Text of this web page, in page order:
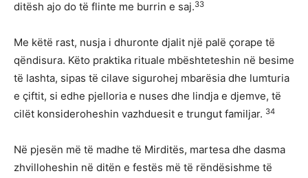
ditësh ajo do të flinte me burrin e saj.33
Me këtë rast, nusja i dhuronte djalit një palë çorape të
qëndisura. Këto praktika rituale mbështeteshin në besime
të lashta, sipas të cilave sigurohej mbarësia dhe lumturia
e çiftit, si edhe pjelloria e nuses dhe lindja e djemve, të
cilët konsideroheshin vazhduesit e trungut familjar. 34
Në pjesën më të madhe të Mirditës, martesa dhe dasma
zhvilloheshin në ditën e festës më të rëndësishme të